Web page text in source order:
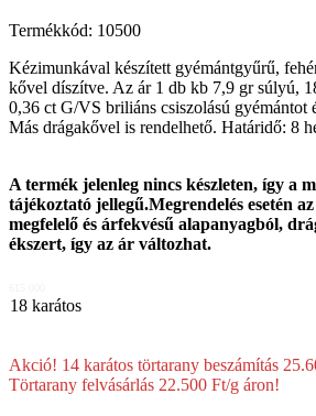
Termékkód: 10500
Kézimunkával készített gyémántgyűrű,
kővel díszítve. Az ár 1 db kb 7,9 gr súlyú,
0,36 ct G/VS briliáns csiszolású gyémántot
Más drágakővel is rendelhető. Határidő: 8
A termék jelenleg nincs készleten, így a
tájékoztató jellegű.Megrendelés esetén
megfelelő és árfekvésű alapanyagból,
ékszert, így az ár változhat.
18 karátos
Akció! 14 karátos törtarany beszámítás
Törtarany felvásárlás 22.500 Ft/g áron!